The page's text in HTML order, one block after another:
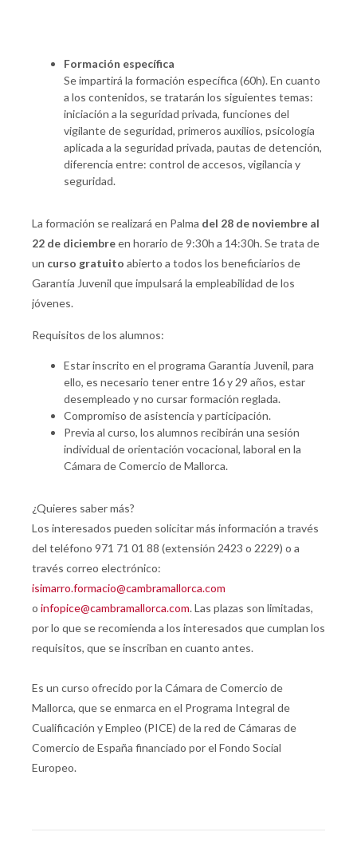
Formación específica
Se impartirá la formación específica (60h). En cuanto
a los contenidos, se tratarán los siguientes temas:
iniciación a la seguridad privada, funciones del
vigilante de seguridad, primeros auxilios, psicología
aplicada a la seguridad privada, pautas de detención,
diferencia entre: control de accesos, vigilancia y
seguridad.
La formación se realizará en Palma del 28 de noviembre al
22 de diciembreen horario de 9:30h a 14:30h. Se trata de
un curso gratuito abierto a todos los beneficiarios de
Garantía Juvenil que impulsará la empleabilidad de los
jóvenes.
Requisitos de los alumnos:
Estar inscrito en el programa Garantía Juvenil, para
ello, es necesario tener entre 16 y 29 años, estar
desempleado y no cursar formación reglada.
Compromiso de asistencia y participación.
Previa al curso, los alumnos recibirán una sesión
individual de orientación vocacional, laboral en la
Cámara de Comercio de Mallorca.
¿Quieres saber más?
Los interesados pueden solicitar más información a través
del teléfono 971 71 01 88 (extensión 2423 o 2229) o a
través correo electrónico:
isimarro.formacio@cambramallorca.com
o infopice@cambramallorca.com. Las plazas son limitadas,
por lo que se recomienda a los interesados que cumplan los
requisitos, que se inscriban en cuanto antes.
Es un curso ofrecido por la Cámara de Comercio de
Mallorca, que se enmarca en el Programa Integral de
Cualificación y Empleo (PICE) de la red de Cámaras de
Comercio de España financiado por el Fondo Social
Europeo.